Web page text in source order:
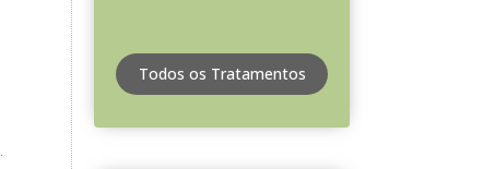
Todos os Tratamentos